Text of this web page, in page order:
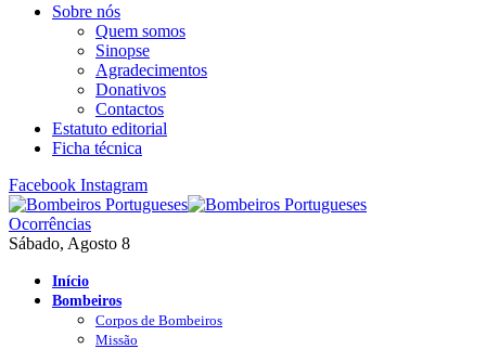
Sobre nós
Quem somos
Sinopse
Agradecimentos
Donativos
Contactos
Estatuto editorial
Ficha técnica
Facebook Instagram
Ocorrências
Sábado, Agosto 8
Início
Bombeiros
Corpos de Bombeiros
Missão